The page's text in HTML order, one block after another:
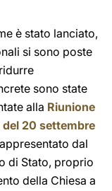
è stato lanciato,
si sono poste
sono state
alla Riunione
del 20 settembre
dal
di Stato, proprio
della Chiesa a